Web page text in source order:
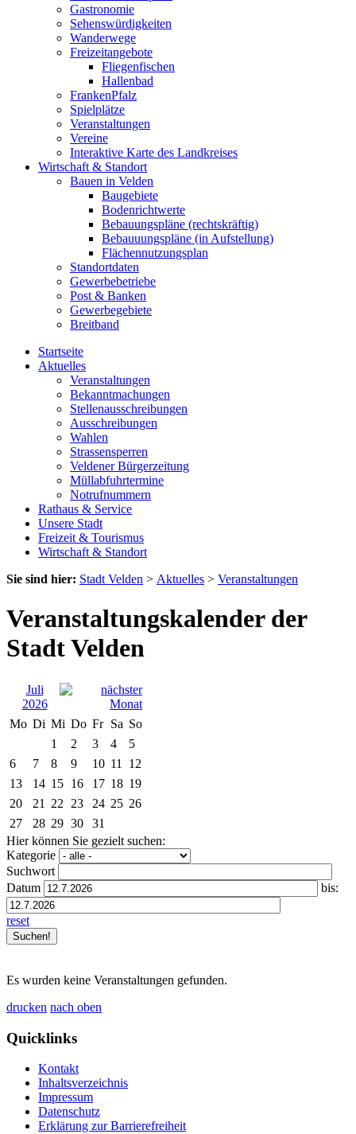
Gastronomie
Sehenswürdigkeiten
Wanderwege
Freizeitangebote
Fliegenfischen
Hallenbad
FrankenPfalz
Spielplätze
Veranstaltungen
Vereine
Interaktive Karte des Landkreises
Wirtschaft & Standort
Bauen in Velden
Baugebiete
Bodenrichtwerte
Bebauungspläne (rechtskräftig)
Bebauuungspläne (in Aufstellung)
Flächennutzungsplan
Standortdaten
Gewerbebetriebe
Post & Banken
Gewerbegebiete
Breitband
Startseite
Aktuelles
Veranstaltungen
Bekanntmachungen
Stellenausschreibungen
Ausschreibungen
Wahlen
Strassensperren
Veldener Bürgerzeitung
Müllabfuhrtermine
Notrufnummern
Rathaus & Service
Unsere Stadt
Freizeit & Tourismus
Wirtschaft & Standort
Sie sind hier: Stadt Velden > Aktuelles > Veranstaltungen
Veranstaltungskalender der
Stadt Velden
Juli
2026
Mo Di Mi Do Fr Sa So
1
2 3 4
5
6
7 8 9 10 11
12
13
14 15 16 17 18 19
20
21 22 23 24 25 26
27
28 29 30
31
Hier können Sie gezielt suchen:
Kategorie
Suchwort
Datum
bis:
reset
Es wurden keine Veranstaltungen gefunden.
drucken nach oben
Quicklinks
Kontakt
Inhaltsverzeichnis
Impressum
Datenschutz
Erklärung zur Barrierefreiheit